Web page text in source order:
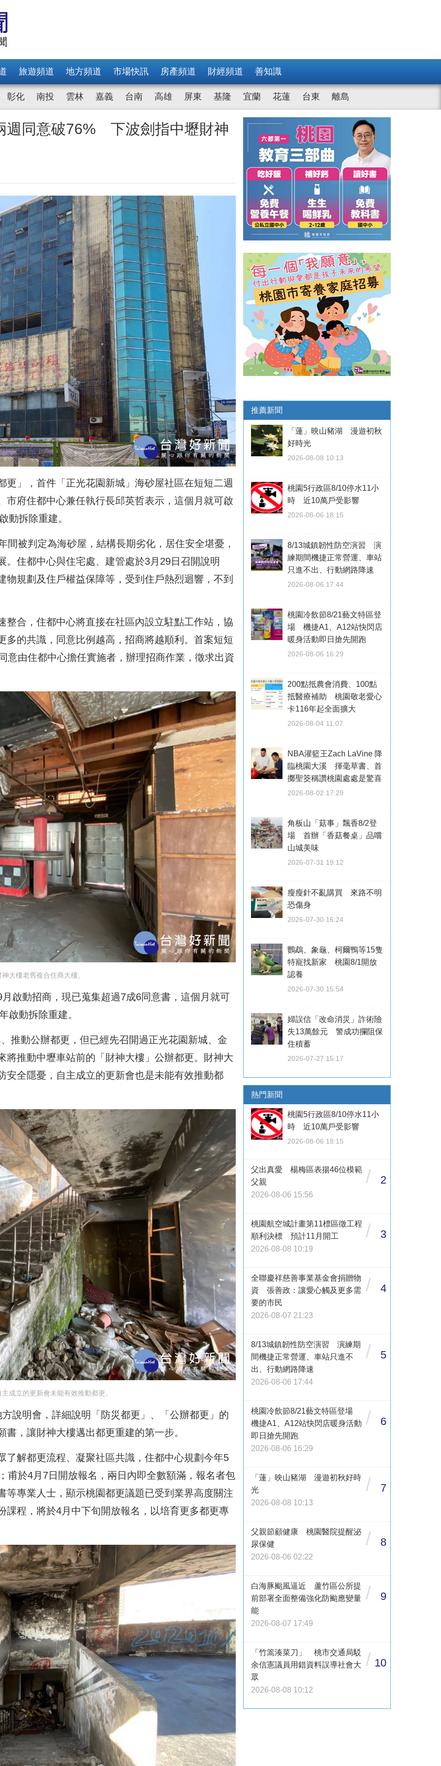
旅遊頻道 地方頻道 市場快訊 房產頻道 財經頻道 善知識
彰化 南投 雲林 嘉義 台南 高雄 屏東 基隆 宜蘭 花蓮 台東 離島
週同意破76% 下波劍指中壢財神
」，首件「正光花園新城」海砂屋社區在短短二週
市府住都中心兼任執行長邱英哲表示，這個月就可啟
動拆除重建。
間被判定為海砂屋，結構長期劣化，居住安全堪憂，
。住都中心與住宅處、建管處於3月29日召開說明
規劃及住戶權益保障等，受到住戶熱烈迴響，不到
整合，住都中心將直接在社區內設立駐點工作站，協
多的共識，同意比例越高，招商將越順利。首案短短
意由住都中心擔任實施者，辦理招商作業，徵求出資
大樓老舊複合住商大樓。
啟動招商，現已蒐集超過7成6同意書，這個月就可
啟動拆除重建。
推動公辦都更，但已經先召開過正光花園新城、金
將推動中壢車站前的「財神大樓」公辦都更。財神大
安全隱憂，自主成立的更新會也是未能有效推動都
成立的更新會未能有效推動都更。
說明會，詳細說明「防災都更」、「公辦都更」的
，讓財神大樓邁出都更重建的第一步。
了解都更流程、凝聚社區共識，住都中心規劃今年5
甫於4月7日開放報名，兩日內即全數額滿，報名者包
等專業人士，顯示桃園都更議題已受到業界高度關注
課程，將於4月中下旬開放報名，以培育更多都更專
推薦新聞
「蓮」映山豬湖 漫遊初秋
好時光
2026-08-08 10:13
桃園5行政區8/10停水11小
時 近10萬戶受影響
2026-08-06 18:15
8/13城鎮韌性防空演習 演
練期間機捷正常營運、車站
只進不出、行動網路降速
2026-08-06 17:44
桃園冷飲節8/21藝文特區登
場 機捷A1、A12站快閃店
暖身活動即日搶先開跑
2026-08-06 16:29
200點抵農會消費、100點
抵醫療補助 桃園敬老愛心
卡116年起全面擴大
2026-08-04 11:07
NBA灌籃王Zach LaVine 降
臨桃園大溪 揮毫草書、首
擲聖筊稱讚桃園處處是驚喜
2026-08-02 17:29
角板山「菇事」飄香8/2登
場 首辦「香菇餐桌」品嚐
山城美味
2026-07-31 19:12
瘦瘦針不亂購買 來路不明
恐傷身
2026-07-30 16:24
鸚鵡、象龜、柯爾鴨等15隻
特寵找新家 桃園8/1開放
認養
2026-07-30 15:54
婦誤信「改命消災」詐術險
失13萬餘元 警成功攔阻保
住積蓄
2026-07-27 15:17
熱門新聞
桃園5行政區8/10停水11小
時 近10萬戶受影響
2026-08-06 18:15
父出真愛 楊梅區表揚46位模範
父親
2026-08-06 15:56
/ 2
桃園航空城計畫第11標區徵工程
順利決標 預計11月開工
2026-08-08 10:19
/ 3
全聯慶祥慈善事業基金會捐贈物
資 張善政：讓愛心觸及更多需
要的市民
2026-08-07 21:23
/ 4
8/13城鎮韌性防空演習 演練期
間機捷正常營運、車站只進不
出、行動網路降速
2026-08-06 17:44
/ 5
桃園冷飲節8/21藝文特區登場
機捷A1、A12站快閃店暖身活動
即日搶先開跑
2026-08-06 16:29
/ 6
「蓮」映山豬湖 漫遊初秋好時
光
2026-08-08 10:13
/ 7
父親節顧健康 桃園醫院提醒泌
尿保健
2026-08-06 02:22
/ 8
白海豚颱風逼近 蘆竹區公所提
前部署全面整備強化防颱應變量
能
2026-08-07 17:49
/ 9
「竹篙湊菜刀」 桃市交通局駁
余信憲議員用錯資料誤導社會大
眾
2026-08-08 10:12
/ 10